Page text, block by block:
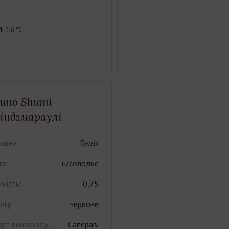
16°С.
Shumi
Грузія
н/солодке
0,75
червоне
винограду:
Сапераві